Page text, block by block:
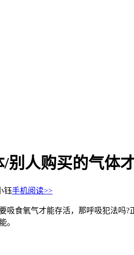
别人购买的气体
钰手机阅读>>
食氧气才能存活，那呼吸犯法吗
。